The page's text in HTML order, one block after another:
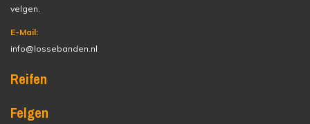
velgen.
E-Mail:
info@lossebanden.nl
Reifen
Felgen